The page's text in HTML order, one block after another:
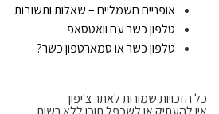
אופניים חשמליים – שאלות ותשובות
טלפון כשר עם וואטסאפ
טלפון כשר או סמארטפון כשר?
כל הזכויות שמורות לאתר צ'יפון